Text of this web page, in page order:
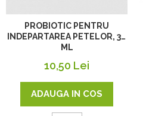
PROBIOTIC PENTRU
INDEPARTAREA PETELOR, 30
ML
10,50 Lei
ADAUGA IN COS